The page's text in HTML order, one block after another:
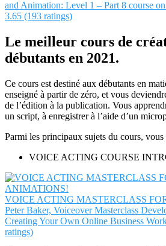
and Animation: Level 1 – Part 8 course
3.65 (193 ratings)
Le meilleur cours de
débutants en 2021.
Ce cours est destiné aux débutants en
enseigné à partir de zéro, et vous
de l’édition à la publication. Vous
un script, à enregistrer à l’aide d’un
Parmi les principaux sujets du cours, vous
VOICE ACTING COURSE
VOICE ACTING MASTERCLASS
Peter Baker, Voiceover Masterclass
Creating Your Own Online Business
ratings)